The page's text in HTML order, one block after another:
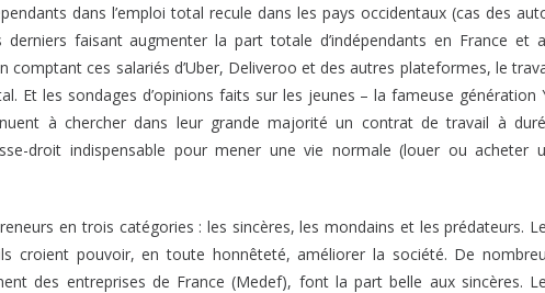
dans l’emploi total recule dans les pays occidentaux (cas des
faisant augmenter la part totale d’indépendants en France et
comptant ces salariés d’Uber, Deliveroo et des autres plateformes, le
Et les sondages d’opinions faits sur les jeunes – la fameuse génération
à chercher dans leur grande majorité un contrat de travail à
droit indispensable pour mener une vie normale (louer ou acheter
en trois catégories : les sincères, les mondains et les prédateurs.
croient pouvoir, en toute honnêteté, améliorer la société. De
des entreprises de France (Medef), font la part belle aux sincères.